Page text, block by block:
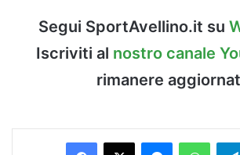
Segui SportAvellino.it su
Iscriviti al nostro canale
rimanere
Facebook
X Messenger